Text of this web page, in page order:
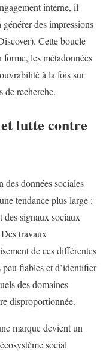
interne, il
des impressions
Cette boucle
les métadonnées
à la fois sur
de recherche.
lutte contre
données sociales
tendance plus large :
des signaux sociaux
travaux
de ces différentes
fiables et d’identifier
des domaines
disproportionnée.
marque devient un
social